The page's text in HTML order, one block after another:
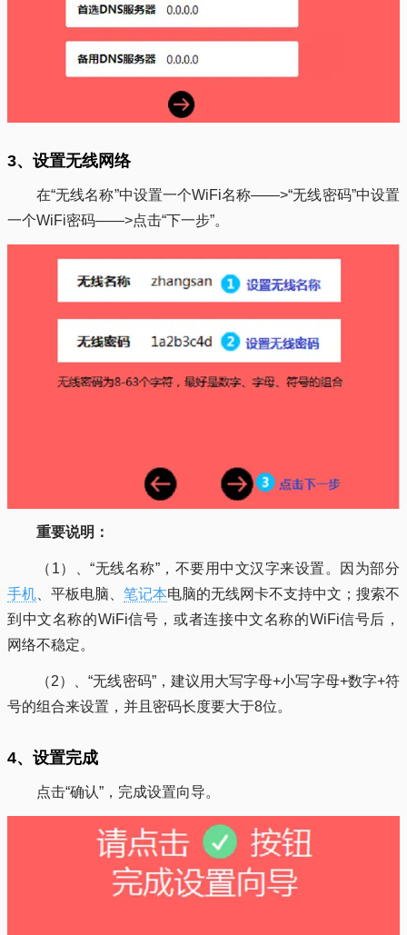
3、设置无线网络
在“无线名称”中设置一个WiFi名称——>“无线密码”中设置
一个WiFi密码——>点击“下一步”。
重要说明：
（1）、“无线名称”，不要用中文汉字来设置。因为部分
手机 、平板电脑、 笔记本电脑的无线网卡不支持中文；搜索不
到中文名称的WiFi信号，或者连接中文名称的WiFi信号后，
网络不稳定。
（2）、“无线密码”，建议用大写字母+小写字母+数字+符
号的组合来设置，并且密码长度要大于8位。
4、设置完成
点击“确认”，完成设置向导。